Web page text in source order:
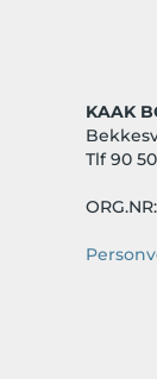
KAAK
Tlf 90